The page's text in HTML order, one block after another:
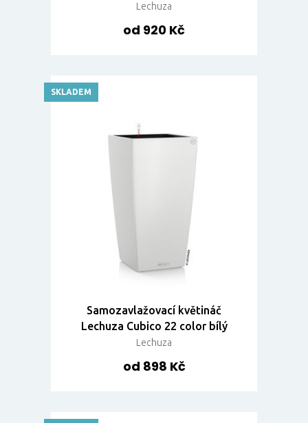
Lechuza
od 920 Kč
Samozavlažovací květináč
Lechuza Cubico 22 color bílý
Lechuza
od 898 Kč
SKLADEM